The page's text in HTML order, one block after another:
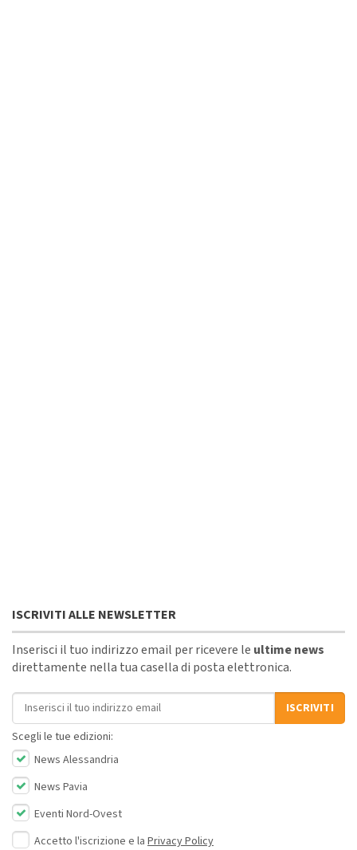
ISCRIVITI ALLE NEWSLETTER
Inserisci il tuo indirizzo email per ricevere le ultime news
direttamente nella tua casella di posta elettronica.
Indirizzo email
ISCRIVITI
Scegli le tue edizioni:
News Alessandria
News Pavia
Eventi Nord-Ovest
Accetto l'iscrizione e la Privacy Policy